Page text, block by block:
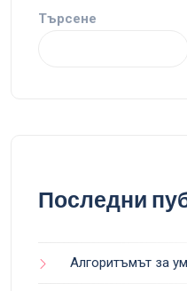
Търсене
Последни
Алгоритъмът за